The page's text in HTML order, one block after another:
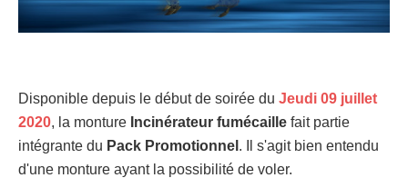
Disponible depuis le début de soirée du Jeudi 09 juillet
2020, la monture Incinérateur fumécaille fait partie
intégrante du Pack Promotionnel . Il s'agit bien entendu
d'une monture ayant la possibilité de voler.